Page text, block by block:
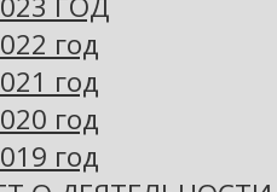
год
год
год
год